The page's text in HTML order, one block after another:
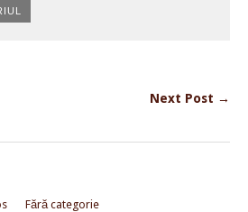
Next Post →
Fără categorie